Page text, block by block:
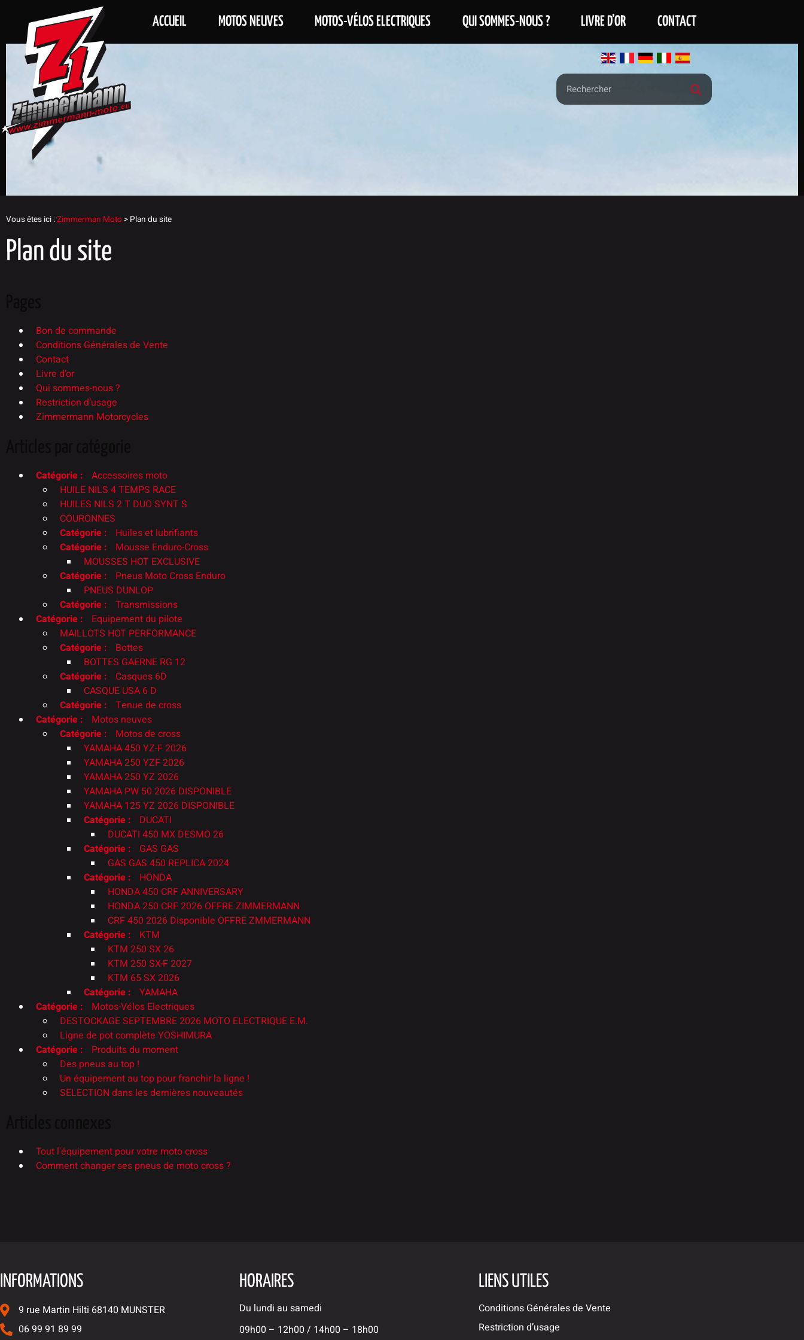
ACCUEIL MOTOS NEUVES MOTOS-VÉLOS ELECTRIQUES QUI SOMMES-NOUS ? LIVRE D’OR CONTACT
Vous êtes ici :Zimmerman Moto> Plan du site
Plan du site
Bon de commande
Conditions Générales de Vente
Contact
Livre d’or
Qui sommes-nous ?
Restriction d’usage
Zimmermann Motorcycles
Catégorie :
Accessoires moto
HUILE NILS 4 TEMPS RACE
HUILES NILS 2 T DUO SYNT S
COURONNES
Catégorie :
Huiles et lubrifiants
Catégorie :
Mousse Enduro-Cross
MOUSSES HOT EXCLUSIVE
Catégorie :
Pneus Moto Cross Enduro
PNEUS DUNLOP
Catégorie :
Transmissions
Catégorie :
Equipement du pilote
MAILLOTS HOT PERFORMANCE
Catégorie :
Bottes
BOTTES GAERNE RG 12
Catégorie :
Casques 6D
CASQUE USA 6 D
Catégorie :
Tenue de cross
Catégorie :
Motos neuves
Catégorie :
Motos de cross
YAMAHA 450 YZ-F 2026
YAMAHA 250 YZF 2026
YAMAHA 250 YZ 2026
YAMAHA PW 50 2026 DISPONIBLE
YAMAHA 125 YZ 2026 DISPONIBLE
Catégorie :
DUCATI
DUCATI 450 MX DESMO 26
Catégorie :
GAS GAS
GAS GAS 450 REPLICA 2024
Catégorie :
HONDA
HONDA 450 CRF ANNIVERSARY
HONDA 250 CRF 2026 OFFRE ZIMMERMANN
CRF 450 2026 Disponible OFFRE ZMMERMANN
Catégorie :
KTM
KTM 250 SX 26
KTM 250 SX-F 2027
KTM 65 SX 2026
Catégorie :
YAMAHA
Catégorie :
Motos-Vélos Electriques
DESTOCKAGE SEPTEMBRE 2026 MOTO ELECTRIQUE E.M.
Ligne de pot complète YOSHIMURA
Catégorie :
Produits du moment
Des pneus au top !
Un équipement au top pour franchir la ligne !
SELECTION dans les dernières nouveautés
Tout l'équipement pour votre moto cross
Comment changer ses pneus de moto cross ?
INFORMATIONS
9 rue Martin Hilti 68140 MUNSTER
06 99 91 89 99
HORAIRES
Du lundi au samedi
09h00 – 12h00 / 14h00 – 18h00
LIENS UTILES
Conditions Générales de Vente
Restriction d’usage